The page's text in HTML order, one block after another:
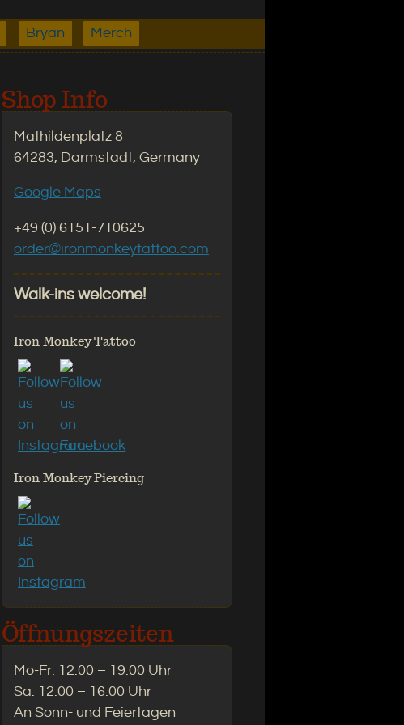
Bryan Merch
Shop Info
Mathildenplatz 8
64283, Darmstadt, Germany
Google Maps
+49 (0) 6151-710625
order@ironmonkeytattoo.com
Walk-ins welcome!
Iron Monkey Tattoo
Iron Monkey Piercing
Öffnungszeiten
Mo-Fr: 12.00 – 19.00 Uhr
Sa: 12.00 – 16.00 Uhr
An Sonn- und Feiertagen